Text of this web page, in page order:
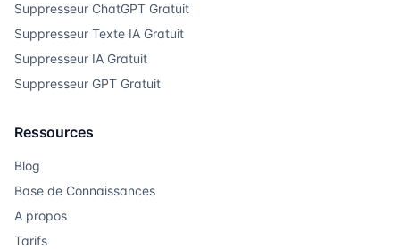
Suppresseur ChatGPT Gratuit
Suppresseur Texte IA Gratuit
Suppresseur IA Gratuit
Suppresseur GPT Gratuit
Ressources
Blog
Base de Connaissances
A propos
Tarifs